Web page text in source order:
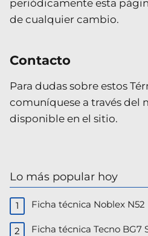
periódicamente esta
de cualquier cambio.
Contacto
Para dudas sobre estos
comuníquese a través del
disponible en el sitio.
Lo más popular hoy
Ficha técnica Noblex N52
Ficha técnica Tecno BG7